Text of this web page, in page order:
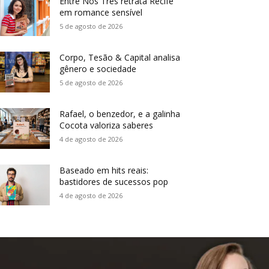
em romance sensível
5 de agosto de 2026
Corpo, Tesão & Capital analisa
gênero e sociedade
5 de agosto de 2026
Rafael, o benzedor, e a galinha
Cocota valoriza saberes
4 de agosto de 2026
Baseado em hits reais:
bastidores de sucessos pop
4 de agosto de 2026